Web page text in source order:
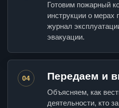
Готовим пожарный
инструкции о мерах
журнал
эвакуации.
04 Передаем и
Объясняем, как
деятельности, кто